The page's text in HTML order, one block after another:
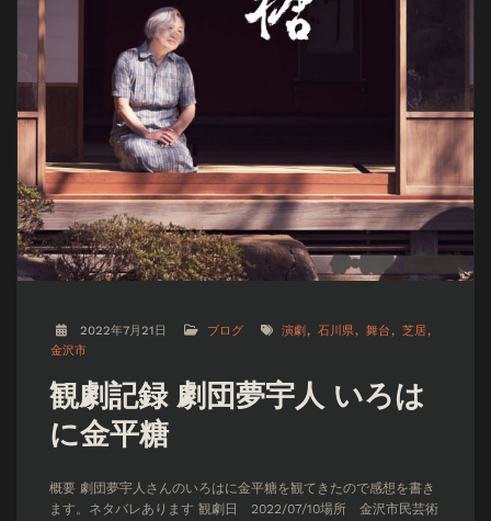
2022年7月21日 ブログ 演劇 石川県 舞台
芝居
金沢市
観劇記録 劇団夢宇人 いろは
に金平糖
概要 劇団夢宇人さんのいろはに金平糖を観てきたので感想を書き
ます。ネタバレあります 観劇日 2022/07/10場所 金沢市民芸術